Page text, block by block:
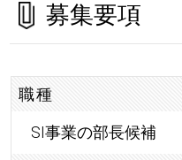
募集要項
職種
SI事業の部長候補